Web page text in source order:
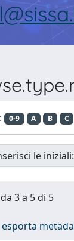
0-9 A B C
le iniziali:
3 a 5 di 5
esporta